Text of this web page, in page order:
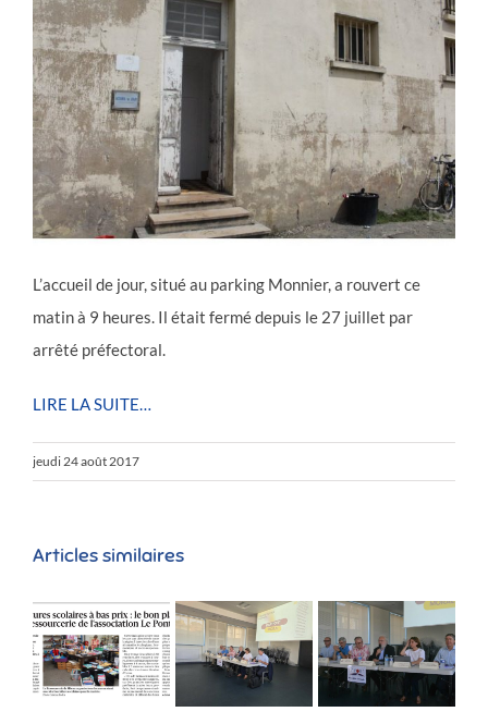
L’accueil de jour, situé au parking Monnier, a rouvert ce
matin à 9 heures. Il était fermé depuis le 27 juillet par
arrêté préfectoral.
LIRE LA SUITE…
jeudi 24 août 2017
Articles similaires